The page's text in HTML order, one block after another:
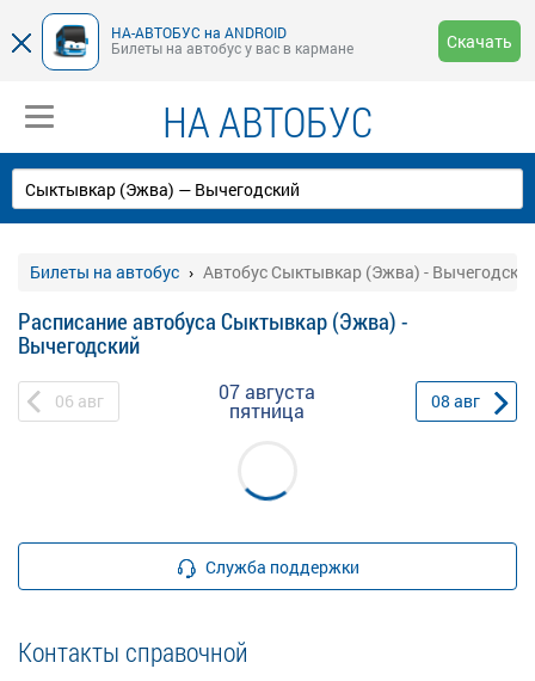
НА-АВТОБУС на ANDROID
Билеты на автобус у вас в кармане
Скачать
НА АВТОБУС
Билеты на автобус Автобус Сыктывкар (Эжва) -
Расписание автобуса Сыктывкар (Эжва) -
Вычегодский
06 авг 07 августа
пятница 08 авг
Служба поддержки
Контакты справочной